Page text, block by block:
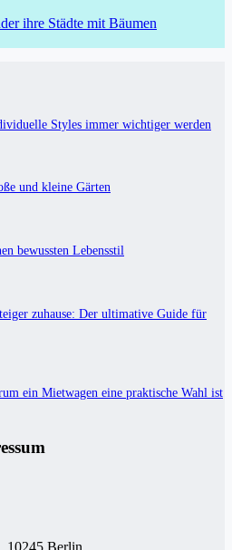
ihre Städte mit Bäumen
Styles immer wichtiger werden
und kleine Gärten
bewussten Lebensstil
zuhause: Der ultimative Guide für
ein Mietwagen eine praktische Wahl ist
10245 Berlin